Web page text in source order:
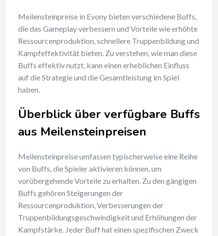
Meilensteinpreise in Evony bieten verschiedene Buffs,
die das Gameplay verbessern und Vorteile wie erhöhte
Ressourcenproduktion, schnellere Truppenbildung und
Kampfeffektivität bieten. Zu verstehen, wie man diese
Buffs effektiv nutzt, kann einen erheblichen Einfluss
auf die Strategie und die Gesamtleistung im Spiel
haben.
Überblick über verfügbare Buffs
aus Meilensteinpreisen
Meilensteinpreise umfassen typischerweise eine Reihe
von Buffs, die Spieler aktivieren können, um
vorübergehende Vorteile zu erhalten. Zu den gängigen
Buffs gehören Steigerungen der
Ressourcenproduktion, Verbesserungen der
Truppenbildungsgeschwindigkeit und Erhöhungen der
Kampfstärke. Jeder Buff hat einen spezifischen Zweck